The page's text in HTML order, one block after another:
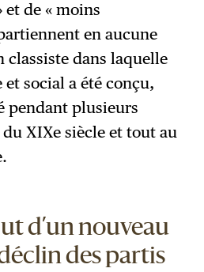
et de « moins
en aucune
classiste dans laquelle
social a été conçu,
pendant plusieurs
XIXe siècle et tout au
d’un nouveau
des partis